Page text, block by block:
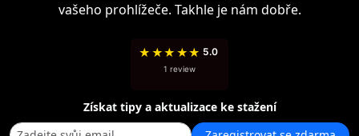
vašeho prohlížeče. Takhle je nám dobře.
★ ★★ ★★ 5.0
1 review
Získat tipy a aktualizace ke stažení